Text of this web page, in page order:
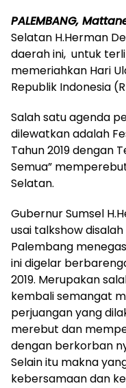
PALEMBANG,
Selatan H.Herman
daerah ini, untuk
memeriahkan Hari
Republik Indonesia
Salah satu agenda
dilewatkan adalah
Tahun 2019 dengan
Semua”
Selatan.
Gubernur Sumsel
usai talkshow
Palembang
ini digelar
2019. Merupakan
kembali semangat
perjuangan yang
merebut dan
dengan berkorban
Selain itu makna
kebersamaan dan